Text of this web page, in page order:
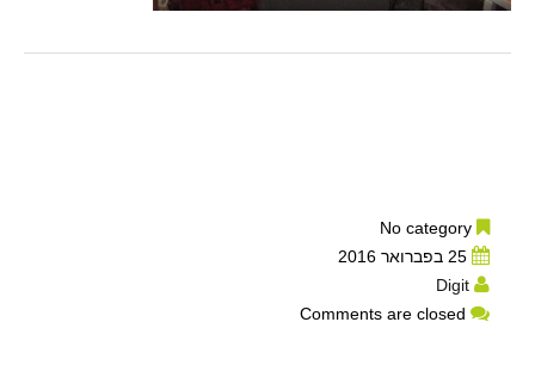
25 בפברואר 2016
Digit
Comments are closed